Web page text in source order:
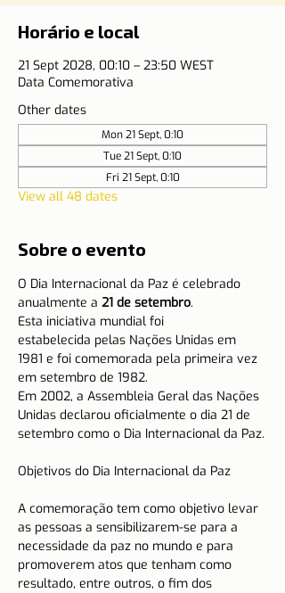
Horário e local
21 Sept 2028, 00:10 – 23:50 WEST
Data Comemorativa
Other dates
Mon 21 Sept, 0:10
Tue 21 Sept, 0:10
Fri 21 Sept, 0:10
View all 48 dates
Sobre o evento
O Dia Internacional da Paz é celebrado
anualmente a 21 de setembro.
Esta iniciativa mundial foi
estabelecida pelas Nações Unidas em
1981 e foi comemorada pela primeira vez
em setembro de 1982.
Em 2002, a Assembleia Geral das Nações
Unidas declarou oficialmente o dia 21 de
setembro como o Dia Internacional da Paz.
A comemoração tem como objetivo levar
as pessoas a sensibilizarem-se para a
necessidade da paz no mundo e para
promoverem atos que tenham como
resultado, entre outros, o fim dos